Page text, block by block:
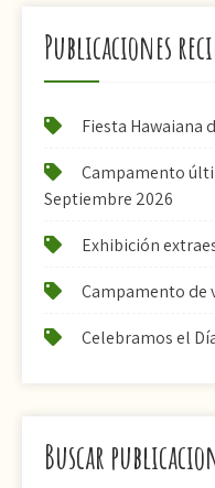
Publicaciones
Fiesta Hawaiana
Campamento
Septiembre 2026
Exhibición
Campamento de
Celebramos el
Buscar